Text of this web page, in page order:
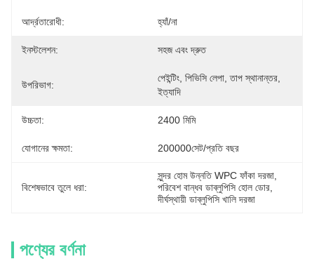
আর্দ্রতারোধী: হ্যাঁ/না
ইনস্টলেশন: সহজ এবং দ্রুত
উপরিভাগ:
পেইন্টিং, পিভিসি লেপা, তাপ স্থানান্তর,
ইত্যাদি
উচ্চতা: 2400 মিমি
যোগানের ক্ষমতা: 200000সেট/প্রতি বছর
বিশেষভাবে তুলে ধরা:
সুন্দর হোম উন্নতি WPC ফাঁকা দরজা
পরিবেশ বান্ধব ডাব্লুপিসি হোল ডোর
দীর্ঘস্থায়ী ডাব্লুপিসি খালি দরজা
পণ্যের বর্ণনা